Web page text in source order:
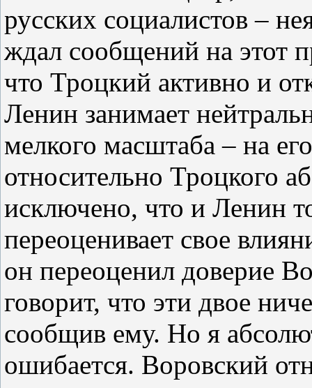
русских социалистов –
ждал сообщений на этот
что Троцкий активно и
Ленин занимает
мелкого масштаба – на
относительно Троцкого
исключено, что и Ленин
переоценивает свое
он переоценил доверие
говорит, что эти двое
сообщив ему. Но я
ошибается. Воровский